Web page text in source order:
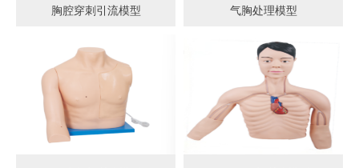
胸腔穿刺引流模型 气胸处理模型